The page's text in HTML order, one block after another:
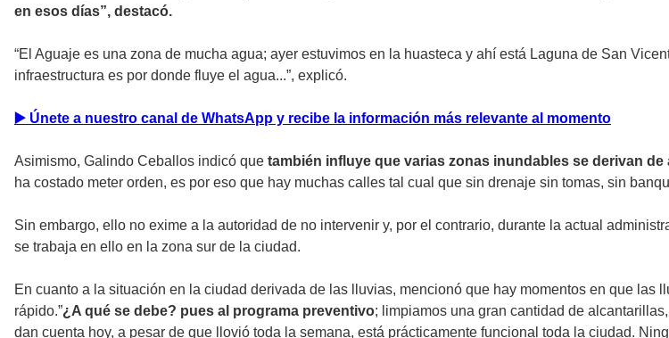
en esos días”, destacó.
“El Aguaje es una zona de mucha agua; ayer estuvimos en la huasteca y ahí está Laguna de San
infraestructura es por donde fluye el agua...”, explicó.
▶️ Únete a nuestro canal de WhatsApp y recibe la información más relevante al momento
Asimismo, Galindo Ceballos indicó que también influye que varias zonas inundables se derivan
ha costado meter orden, es por eso que hay muchas calles tal cual que sin drenaje sin tomas, sin
Sin embargo, ello no exime a la autoridad de no intervenir y, por el contrario, durante la actual
se trabaja en ello en la zona sur de la ciudad.
En cuanto a la situación en la ciudad derivada de las lluvias, mencionó que hay momentos en que las
rápido.”¿A qué se debe? pues al programa preventivo; limpiamos una gran cantidad de
dan cuenta hoy, a pesar de que llovió toda la semana, está prácticamente funcional toda la ciudad.